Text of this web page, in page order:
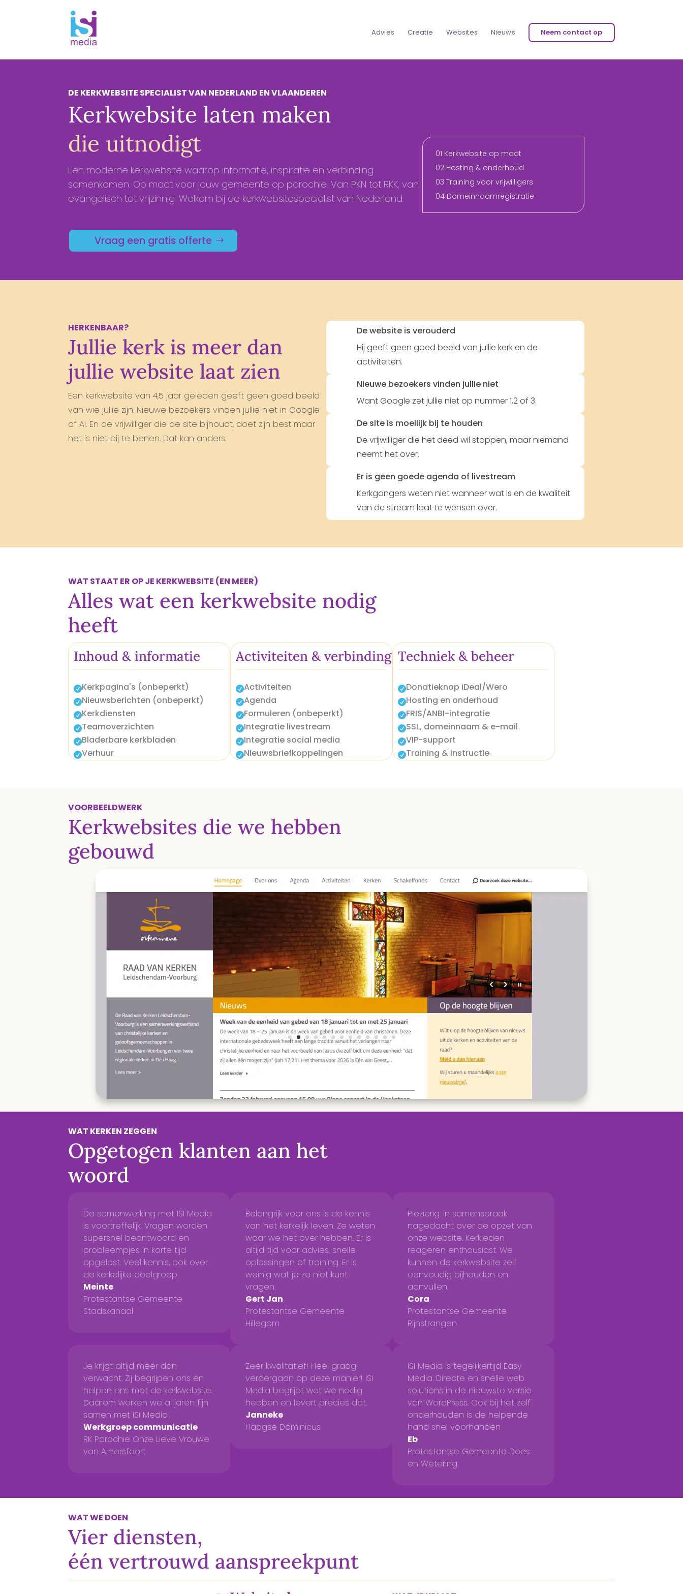
Advies Creatie Websites Nieuws Neem contact op
DE KERKWEBSITE SPECIALIST VAN NEDERLAND EN VLAANDEREN
Kerkwebsite laten maken
die uitnodigt
Een moderne kerkwebsite waarop informatie, inspiratie en verbinding
samenkomen. Op maat voor jouw gemeente op parochie. Van PKN tot RKK, van
evangelisch tot vrijzinnig. Welkom bij de kerkwebsitespecialist van Nederland.
Vraag een gratis offerte
01 Kerkwebsite op maat
02 Hosting & onderhoud
03 Training voor vrijwilligers
04 Domeinnaamregistratie
HERKENBAAR?
Jullie kerk is meer dan
jullie website laat zien
Een kerkwebsite van 4,5 jaar geleden geeft geen goed beeld
van wie jullie zijn. Nieuwe bezoekers vinden jullie niet in Google
of AI. En de vrijwilliger die de site bijhoudt, doet zijn best maar
het is niet bij te benen. Dat kan anders.
De website is verouderd
Hij geeft geen goed beeld van jullie kerk en de
activiteiten.
Nieuwe bezoekers vinden jullie niet
Want Google zet jullie niet op nummer 1,2 of 3.
De site is moeilijk bij te houden
De vrijwilliger die het deed wil stoppen, maar niemand
neemt het over.
Er is geen goede agenda of livestream
Kerkgangers weten niet wanneer wat is en de kwaliteit
van de stream laat te wensen over.
WAT STAAT ER OP JE KERKWEBSITE (EN MEER)
Alles wat een kerkwebsite nodig
heeft
Inhoud & informatie
Kerkpagina's (onbeperkt)
Nieuwsberichten (onbeperkt)
Kerkdiensten
Teamoverzichten
Bladerbare kerkbladen
Verhuur
Activiteiten & verbinding
Activiteiten
Agenda
Formuleren (onbeperkt)
Integratie livestream
Integratie social media
Nieuwsbriefkoppelingen
Techniek & beheer
Donatieknop iDeal/Wero
Hosting en onderhoud
FRIS/ANBI-integratie
SSL, domeinnaam & e-mail
VIP-support
Training & instructie
VOORBEELDWERK
Kerkwebsites die we hebben
gebouwd
WAT KERKEN ZEGGEN
Opgetogen klanten aan het
woord
De samenwerking met ISI Media
is voortreffelijk. Vragen worden
supersnel beantwoord en
probleempjes in korte tijd
opgelost. Veel kennis, ook over
de kerkelijke doelgroep
Meinte
Protestantse Gemeente
Stadskanaal
Belangrijk voor ons is de kennis
van het kerkelijk leven. Ze weten
waar we het over hebben. Er is
altijd tijd voor advies, snelle
oplossingen of training. Er is
weinig wat je ze niet kunt
vragen.
Gert Jan
Protestantse Gemeente
Hillegom
Plezierig: in samenspraak
nagedacht over de opzet van
onze website. Kerkleden
reageren enthousiast. We
kunnen de kerkwebsite zelf
eenvoudig bijhouden en
aanvullen.
Cora
Protestantse Gemeente
Rijnstrangen
Je krijgt altijd meer dan
verwacht. Zij begrijpen ons en
helpen ons met de kerkwebsite.
Daarom werken we al jaren fijn
samen met ISI Media
Werkgroep communicatie
RK Parochie Onze Lieve Vrouwe
van Amersfoort
Zeer kwalitatief! Heel graag
verdergaan op deze manier! ISI
Media begrijpt wat we nodig
hebben en levert precies dat.
Janneke
Haagse Dominicus
ISI Media is tegelijkertijd Easy
Media. Directe en snelle web
solutions in de nieuwste versie
van WordPress. Ook bij het zelf
onderhouden is de helpende
hand snel voorhanden
Eb
Protestantse Gemeente Does
en Wetering
WAT WE DOEN
Vier diensten,
één vertrouwd aanspreekpunt